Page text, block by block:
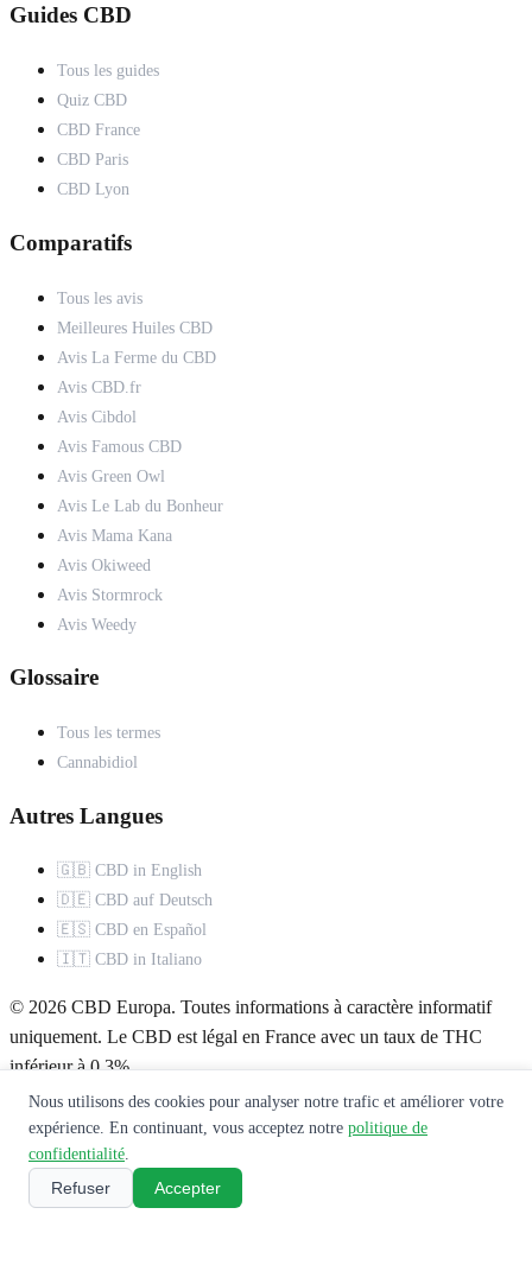
Guides CBD
Tous les guides
Quiz CBD
CBD France
CBD Paris
CBD Lyon
Comparatifs
Tous les avis
Meilleures Huiles CBD
Avis La Ferme du CBD
Avis CBD.fr
Avis Cibdol
Avis Famous CBD
Avis Green Owl
Avis Le Lab du Bonheur
Avis Mama Kana
Avis Okiweed
Avis Stormrock
Avis Weedy
Glossaire
Tous les termes
Cannabidiol
Autres Langues
🇬🇧 CBD in English
🇩🇪 CBD auf Deutsch
🇪🇸 CBD en Español
🇮🇹 CBD in Italiano
© 2026 CBD Europa. Toutes informations à caractère informatif
uniquement. Le CBD est légal en France avec un taux de THC
inférieur à 0,3%.
Politique de confidentialité
Ce site ne constitue pas un avis médical. Consultez un professionnel
de santé avant toute utilisation de produits CBD.
Nous utilisons des cookies pour analyser notre trafic et améliorer votre
expérience. En continuant, vous acceptez notre politique de
confidentialité.
Refuser Accepter